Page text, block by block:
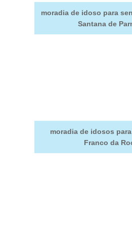
moradia de idoso para
Santana de
moradia de idosos
Franco da